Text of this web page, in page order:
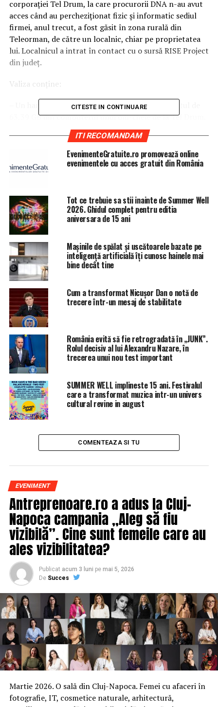
corporaţiei Tel Drum, la care procurorii DNA n-au avut
acces când au percheziţionat fizic şi informatic sediul
firmei, anul trecut, a fost găsit în zona rurală din
Teleorman, de către un localnic, chiar pe proprietatea
lui. Localnicul a intrat în contact cu o sursă RISE Project
din judeţ.
Valiza conţine:
– Un hard negru în care a fost salvat tot conţinutul de
63,39 GB din computerul unui om-cheie de la Tel Drum.
– Informaţie financiară: mii de facturi, contracte,
bilanţuri, devize, procuri, acte constitutive de firme-
fantomă, extrase de cont, ordine de plată, documente
personale ale unor interpuşi, rapoarte de audit, tabele
– 14.800 de foto şi video de la evenimentele companiei
cu personajele grupării şi standardul lor de viaţă,
documente, selfie-uri, capturi de ecran cu discuţii –
majoritatea provenind din backup-ul mai multor
telefoane.
– 54.710 mailuri + ataşamentele de pe adresa de serviciu
– O tabletă Samsung P1000 Galaxy Tab din 2010 care i-a
aparţinut directorului general Tel Drum, Petre Pitiş.
– Peste 1000 de fotografii din excursii exotice cu
anturajul, întâmplări din firmă şi momente de familie
– Agenda cu 980 de numere de telefon strânse în ultimii
ani: “Băsescu”, “Hrebe”, “Dăncilă”, “Bănicioiu”, “Pieleanu”
etc. Unul se remarca, scris cu pauză între majuscule: “L I
V I U”.
– E-mail-urile de pe adresa de serviciu a managerului.
– Un stick de memorie burduşit cu informaţii de lucru ale
unei şefe de gestiune din Tel Drum.
recepţionate şi fotografii din companie.
– Peste o mie de hârtii:
– Copii de pe documente personale ale familiei Dragnea
– Planurile detaliate ale unei proprietăţi-mamut din
Alexandria
– Facturi pentru necesităţi private, achitate de Tel Drum
– Evidenţe contabile paralele structurate pe grup
– Registre de vânătoare pentru domeniile controlate de
corporaţie
– Documentele firmelor-satelit care scot bani din Tel
Drum
– Tranzacţii cu furnizori, cereri de oferte,
corespondenţe tipărite,
CITESTE IN CONTINUARE
ITI RECOMANDAM
EvenimenteGratuite.ro promovează online
evenimentele cu acces gratuit din România
Tot ce trebuie sa stii inainte de Summer Well
2026. Ghidul complet pentru editia
aniversara de 15 ani
Mașinile de spălat și uscătoarele bazate pe
inteligență artificială îți cunosc hainele mai
bine decât tine
Cum a transformat Nicușor Dan o notă de
trecere într-un mesaj de stabilitate
România evită să fie retrogradată în „JUNK”.
Rolul decisiv al lui Alexandru Nazare, în
trecerea unui nou test important
SUMMER WELL implineste 15 ani. Festivalul
care a transformat muzica intr-un univers
cultural revine in august
COMENTEAZA SI TU
EVENIMENT
Antreprenoare.ro a adus la Cluj-
Napoca campania „Aleg să fiu
vizibilă”. Cine sunt femeile care au
ales vizibilitatea?
Publicat acum 3 luni pe mai 5, 2026
De Succes
Martie 2026. O sală din Cluj-Napoca. Femei cu afaceri în
fotografie, IT, cosmetice naturale, arhitectură,